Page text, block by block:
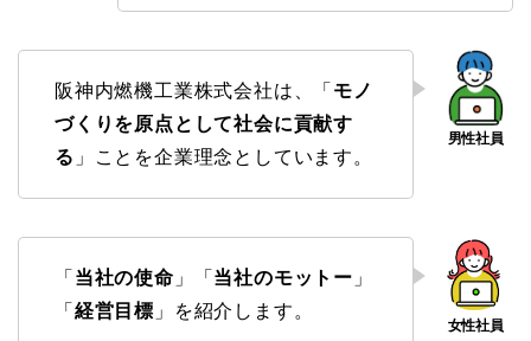
阪神内燃機工業株式会社は、「 モノ
づくりを原点として社会に貢献す
る 」ことを企業理念としています。
「 当社の使命 」「 当社のモットー 」
「 経営目標 」を紹介します。